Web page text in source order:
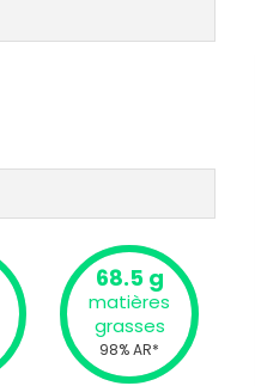
68.5 g
matières
grasses
98% AR*